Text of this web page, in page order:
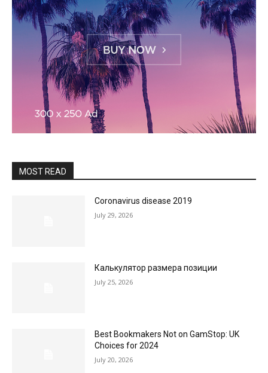
MOST READ
Coronavirus disease 2019
July 29, 2026
Калькулятор размера позиции
July 25, 2026
Best Bookmakers Not on GamStop: UK
Choices for 2024
July 20, 2026